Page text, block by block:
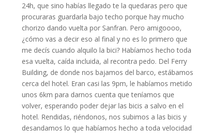
24h, que sino habías llegado te la quedaras pero que
procuraras guardarla bajo techo porque hay mucho
chorizo dando vuelta por Sanfran. Pero amigoooo,
¿cómo vas a decir eso al final y no es lo primero que
me decís cuando alquilo la bici? Habíamos hecho toda
esa vuelta, caída incluida, al recontra pedo. Del Ferry
Building, de donde nos bajamos del barco, estábamos
cerca del hotel. Eran casi las 9pm, le habíamos metido
unos 6km para darnos cuenta que teníamos que
volver, esperando poder dejar las bicis a salvo en el
hotel. Rendidas, riéndonos, nos subimos a las bicis y
desandamos lo que habíamos hecho a toda velocidad